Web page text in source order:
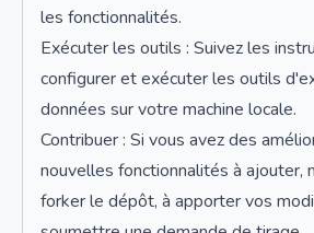
les fonctionnalités.
Exécuter les outils : Suivez les
configurer et exécuter les outils
données sur votre machine locale.
Contribuer : Si vous avez des
nouvelles fonctionnalités à ajouter,
forker le dépôt, à apporter vos